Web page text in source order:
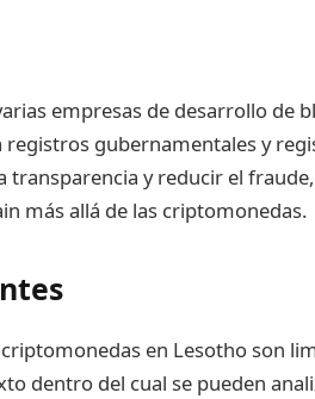
empresas de desarrollo de
registros gubernamentales y
transparencia y reducir el
más allá de las criptomonedas.
en Lesotho son
dentro del cual se pueden